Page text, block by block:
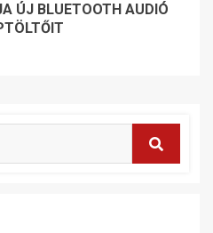
ÚJ BLUETOOTH AUDIÓ